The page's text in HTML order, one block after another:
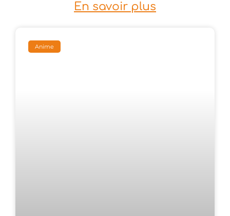
En savoir plus
Anime